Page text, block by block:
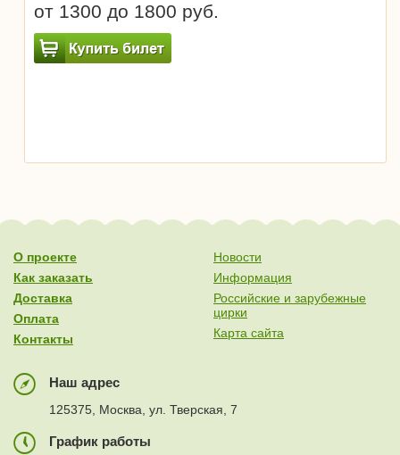
от 1300 до 1800 руб.
О проекте
Как заказать
Доставка
Оплата
Контакты
Новости
Информация
Российские и зарубежные
цирки
Карта сайта
Наш адрес
125375, Москва, ул. Тверская, 7
График работы